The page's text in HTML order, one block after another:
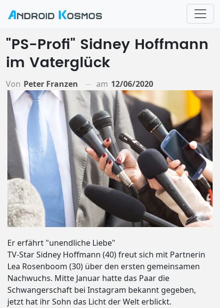
"PS-Profi" Sidney Hoffmann
im Vaterglück
Von Peter Franzen am 12/06/2020
Er erfährt "unendliche Liebe"
TV-Star Sidney Hoffmann (40) freut sich mit Partnerin
Lea Rosenboom (30) über den ersten gemeinsamen
Nachwuchs. Mitte Januar hatte das Paar die
Schwangerschaft bei Instagram bekannt gegeben,
jetzt hat ihr Sohn das Licht der Welt erblickt.